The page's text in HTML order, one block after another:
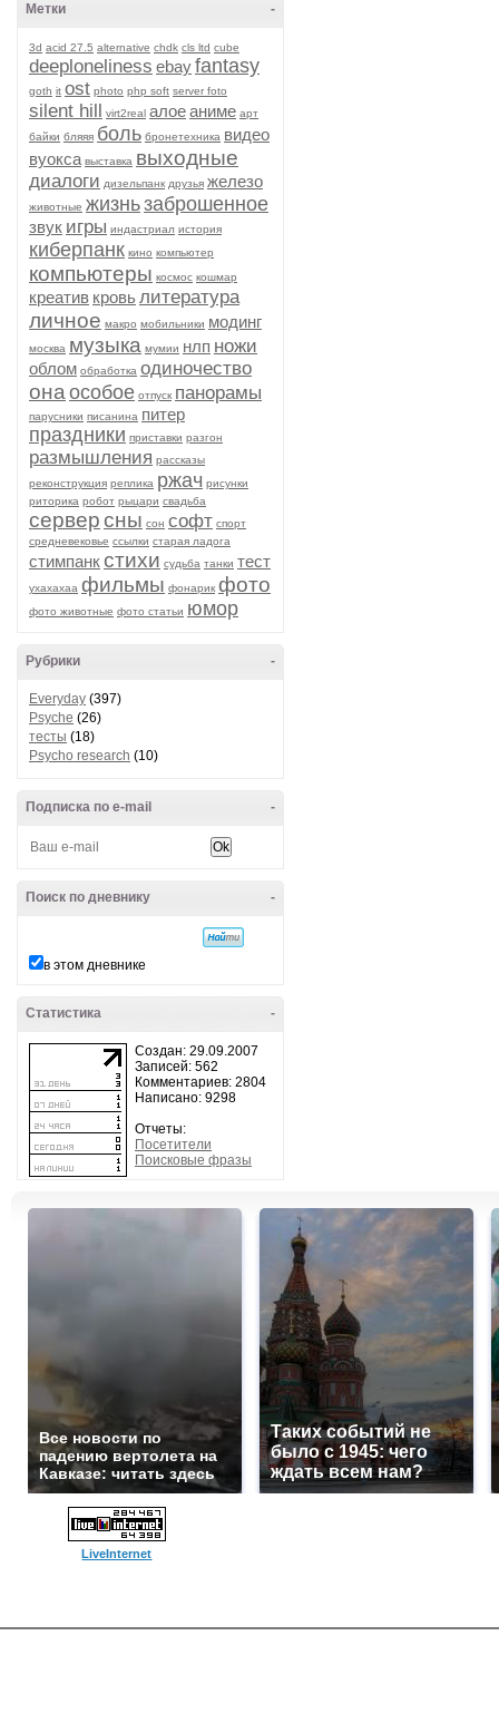
-
Метки
3d acid 27.5 alternative chdk cls ltd cube
deeploneliness ebayfantasy
goth it ost photo php soft server foto
silent hill virt2real алоеаниме арт
байки бляяя боль бронетехника видео
вуокса выставка выходные
диалоги дизельпанк друзья железо
животные жизньзаброшенное
звук игры индастриал история
киберпанк кино компьютер
компьютеры космос кошмар
креатив кровьлитература
личное макро мобильники модинг
москва музыка мумии нлп ножи
облом обработка одиночество
она особое отпуск панорамы
парусники писанина питер
праздники приставки разгон
размышления рассказы
реконструкция реплика ржач рисунки
риторика робот рыцари свадьба
серверсны сон софт спорт
средневековье ссылки старая ладога
стимпанкстихи судьба танки тест
ухахахаа фильмы фонарик фото
фото животные фото статьи юмор
-
Рубрики
Everyday (397)
Psyche (26)
тесты (18)
Psycho research (10)
-
Подписка по e-mail
-
Поиск по дневнику
в этом дневнике
-
Статистика
Создан: 29.09.2007
Записей: 562
Комментариев: 2804
Написано: 9298
Отчеты:
Посетители
Поисковые фразы
Все новости по
падению вертолета на
Кавказе: читать здесь
Таких событий не
было с 1945: чего
ждать всем нам?
LiveInternet